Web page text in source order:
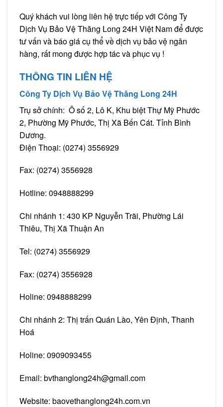
Quý khách vui lòng liên hệ trực tiếp với Công Ty
Dịch Vụ Bảo Vệ Thăng Long 24H Việt Nam để được
tư vấn và báo giá cụ thể về dịch vụ bảo vệ ngân
hàng, rất mong được hợp tác và phục vụ !
THÔNG TIN LIÊN HỆ
Công Ty Dịch Vụ Bảo Vệ Thăng Long 24H
Trụ sở chính: Ô số 2, Lô K, Khu biệt Thự Mỹ Phước
2, Phường Mỹ Phước, Thị Xã Bến Cát. Tỉnh Bình
Dương.
Điện Thoại: (0274) 3556929
Fax: (0274) 3556928
Hotline: 0948888299
Chi nhánh 1: 430 KP Nguyễn Trãi, Phường Lái
Thiêu, Thị Xã Thuận An
Tel: (0274) 3556929
Fax: (0274) 3556928
Holine: 0948888299
Chi nhánh 2: Thị trấn Quán Lào, Yên Định, Thanh
Hoá
Holine: 0909093455
Email: bvthanglong24h@gmail.com
Website: baovethanglong24h.com.vn